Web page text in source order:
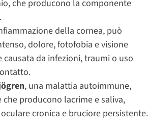
che producono la componente
della cornea, può
dolore, fotofobia e visione
causata da infezioni, traumi o uso
, una malattia autoimmune,
producono lacrime e saliva,
cronica e bruciore persistente.